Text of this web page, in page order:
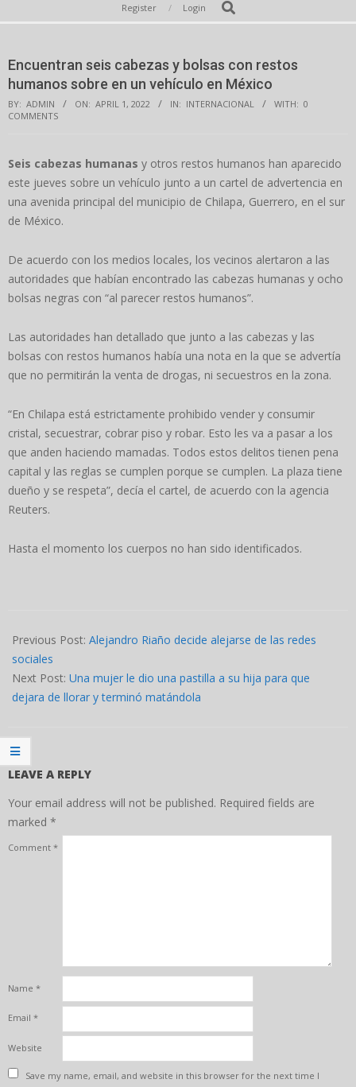
Navigation
Register Login Search
Encuentran seis cabezas y bolsas con restos
humanos sobre en un vehículo en México
BY: ADMIN ON: APRIL 1, 2022 IN: INTERNACIONAL WITH: 0
COMMENTS
Seis cabezas humanas y otros restos humanos han aparecido
este jueves sobre un vehículo junto a un cartel de advertencia en
una avenida principal del municipio de Chilapa, Guerrero, en el sur
de México.
De acuerdo con los medios locales, los vecinos alertaron a las
autoridades que habían encontrado las cabezas humanas y ocho
bolsas negras con “al parecer restos humanos”.
Las autoridades han detallado que junto a las cabezas y las
bolsas con restos humanos había una nota en la que se advertía
que no permitirán la venta de drogas, ni secuestros en la zona.
“En Chilapa está estrictamente prohibido vender y consumir
cristal, secuestrar, cobrar piso y robar. Esto les va a pasar a los
que anden haciendo mamadas. Todos estos delitos tienen pena
capital y las reglas se cumplen porque se cumplen. La plaza tiene
dueño y se respeta”, decía el cartel, de acuerdo con la agencia
Reuters.
Hasta el momento los cuerpos no han sido identificados.
04-
01
Previous Post: Alejandro Riaño decide alejarse de las redes
sociales
Next Post: Una mujer le dio una pastilla a su hija para que
dejara de llorar y terminó matándola
LEAVE A REPLY
Your email address will not be published. Required fields are
marked *
Comment *
Name *
Email *
Website
Save my name, email, and website in this browser for the next time I